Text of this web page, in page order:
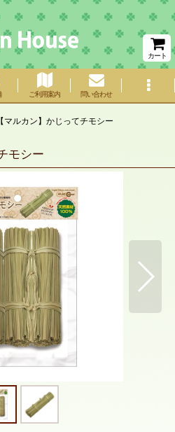
カート
ご利用案内 問い合わせ
ルカン】かじってチモシー
モシー